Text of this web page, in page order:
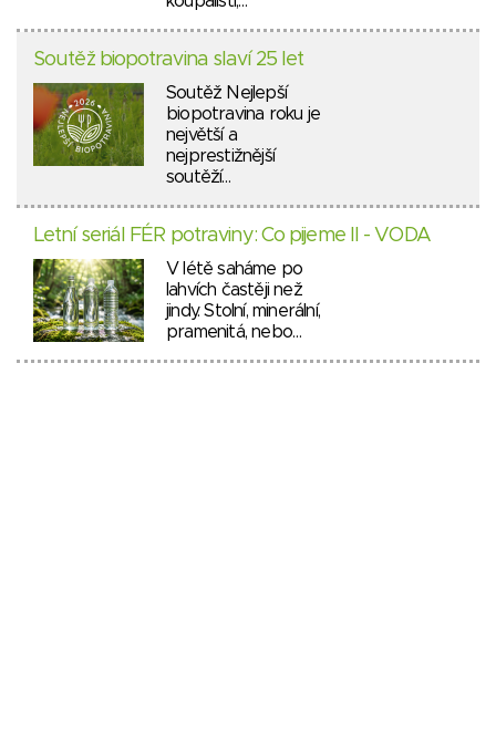
Soutěž biopotravina slaví 25 let
Soutěž Nejlepší
biopotravina roku je
největší a
nejprestižnější
soutěží…
Letní seriál FÉR potraviny: Co pijeme II - VODA
V létě saháme po
lahvích častěji než
jindy. Stolní, minerální,
pramenitá, nebo…